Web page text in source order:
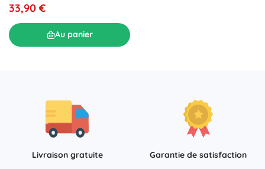
33,90 €
Au panier
Livraison gratuite
Garantie de satisfaction